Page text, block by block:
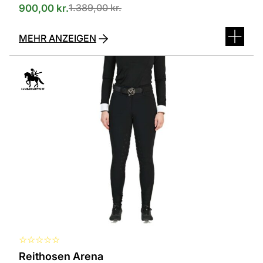
1.389,00kr.
900,00 kr.
MEHR ANZEIGEN
☆☆☆☆☆
Reithosen Arena
Produkt
ist
in